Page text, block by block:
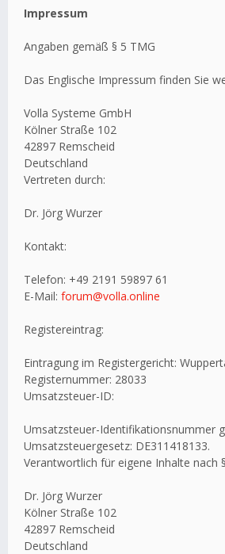
Impressum
Angaben gemäß § 5 TMG
Das Englische Impressum finden Sie
Volla Systeme GmbH
Kölner Straße 102
42897 Remscheid
Deutschland
Vertreten durch:
Dr. Jörg Wurzer
Kontakt:
Telefon: +49 2191 59897 61
E-Mail: forum@volla.online
Registereintrag:
Eintragung im Registergericht:
Registernummer: 28033
Umsatzsteuer-ID:
Umsatzsteuer-Identifikationsnummer
Umsatzsteuergesetz: DE311418133.
Verantwortlich für eigene Inhalte nach
Dr. Jörg Wurzer
Kölner Straße 102
42897 Remscheid
Deutschland